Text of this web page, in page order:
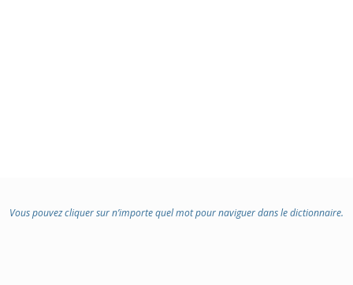
Vous pouvez cliquer sur n’importe quel mot pour naviguer dans le dictionnaire.